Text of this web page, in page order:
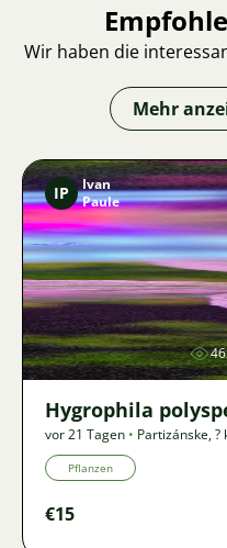
Wir haben die
Mehr
IP
Ivan
Paule
Hygrophila
vor 21 Tagen • Partizánske,?
Pflanzen
€15